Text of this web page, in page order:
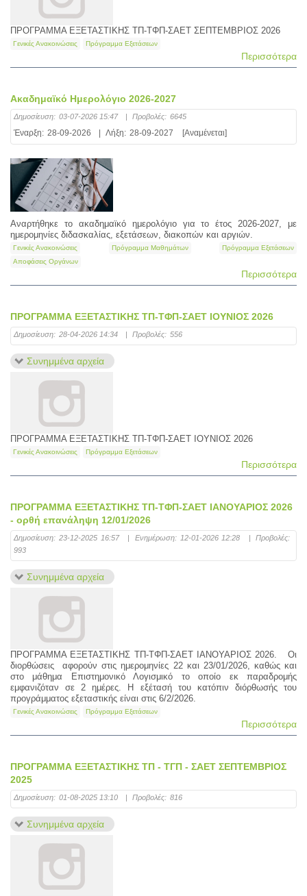
ΠΡΟΓΡΑΜΜΑ ΕΞΕΤΑΣΤΙΚΗΣ ΤΠ-ΤΦΠ-ΣΑΕΤ ΣΕΠΤΕΜΒΡΙΟΣ 2026
Γενικές Ανακοινώσεις Πρόγραμμα Εξετάσεων
Περισσότερα
Ακαδημαϊκό Ημερολόγιο 2026-2027
Δημοσίευση: 03-07-2026 15:47 | Προβολές: 6645
Έναρξη: 28-09-2026 Λήξη: 28-09-2027 [Αναμένεται]
Αναρτήθηκε το ακαδημαϊκό ημερολόγιο για το έτος 2026-2027, με
ημερομηνίες διδασκαλίας, εξετάσεων, διακοπών και αργιών.
Γενικές Ανακοινώσεις Πρόγραμμα Μαθημάτων
Πρόγραμμα Εξετάσεων
Αποφάσεις Οργάνων
Περισσότερα
ΠΡΟΓΡΑΜΜΑ ΕΞΕΤΑΣΤΙΚΗΣ ΤΠ-ΤΦΠ-ΣΑΕΤ ΙΟΥΝΙΟΣ 2026
Δημοσίευση: 28-04-2026 14:34 Προβολές: 556
Συνημμένα αρχεία
ΠΡΟΓΡΑΜΜΑ ΕΞΕΤΑΣΤΙΚΗΣ ΤΠ-ΤΦΠ-ΣΑΕΤ ΙΟΥΝΙΟΣ 2026
Γενικές Ανακοινώσεις Πρόγραμμα Εξετάσεων
Περισσότερα
ΠΡΟΓΡΑΜΜΑ ΕΞΕΤΑΣΤΙΚΗΣ ΤΠ-ΤΦΠ-ΣΑΕΤ ΙΑΝΟΥΑΡΙΟΣ 2026
- ορθή επανάληψη 12/01/2026
Δημοσίευση: 23-12-2025 16:57 Ενημέρωση: 12-01-2026 12:28
Προβολές:
993
Συνημμένα αρχεία
ΠΡΟΓΡΑΜΜΑ ΕΞΕΤΑΣΤΙΚΗΣ ΤΠ-ΤΦΠ-ΣΑΕΤ ΙΑΝΟΥΑΡΙΟΣ 2026. Οι
διορθώσεις αφορούν στις ημερομηνίες 22 και 23/01/2026, καθώς και
στo μάθημα Επιστημονικό Λογισμικό το οποίο εκ παραδρομής
εμφανιζόταν σε 2 ημέρες. Η εξέτασή του κατόπιν διόρθωσής του
προγράμματος εξεταστικής είναι στις 6/2/2026.
Γενικές Ανακοινώσεις Πρόγραμμα Εξετάσεων
Περισσότερα
ΠΡΟΓΡΑΜΜΑ ΕΞΕΤΑΣΤΙΚΗΣ ΤΠ - ΤΓΠ - ΣΑΕΤ ΣΕΠΤΕΜΒΡΙΟΣ
2025
Δημοσίευση: 01-08-2025 13:10 Προβολές: 816
Συνημμένα αρχεία